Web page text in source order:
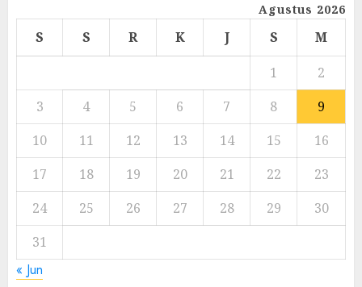
Agustus 2026
S S R K J S
M
1
2
3
4 5 6 7 8
9
10
11 12 13 14 15
16
17
18 19 20 21 22
23
24
25 26 27 28 29
30
31
« Jun